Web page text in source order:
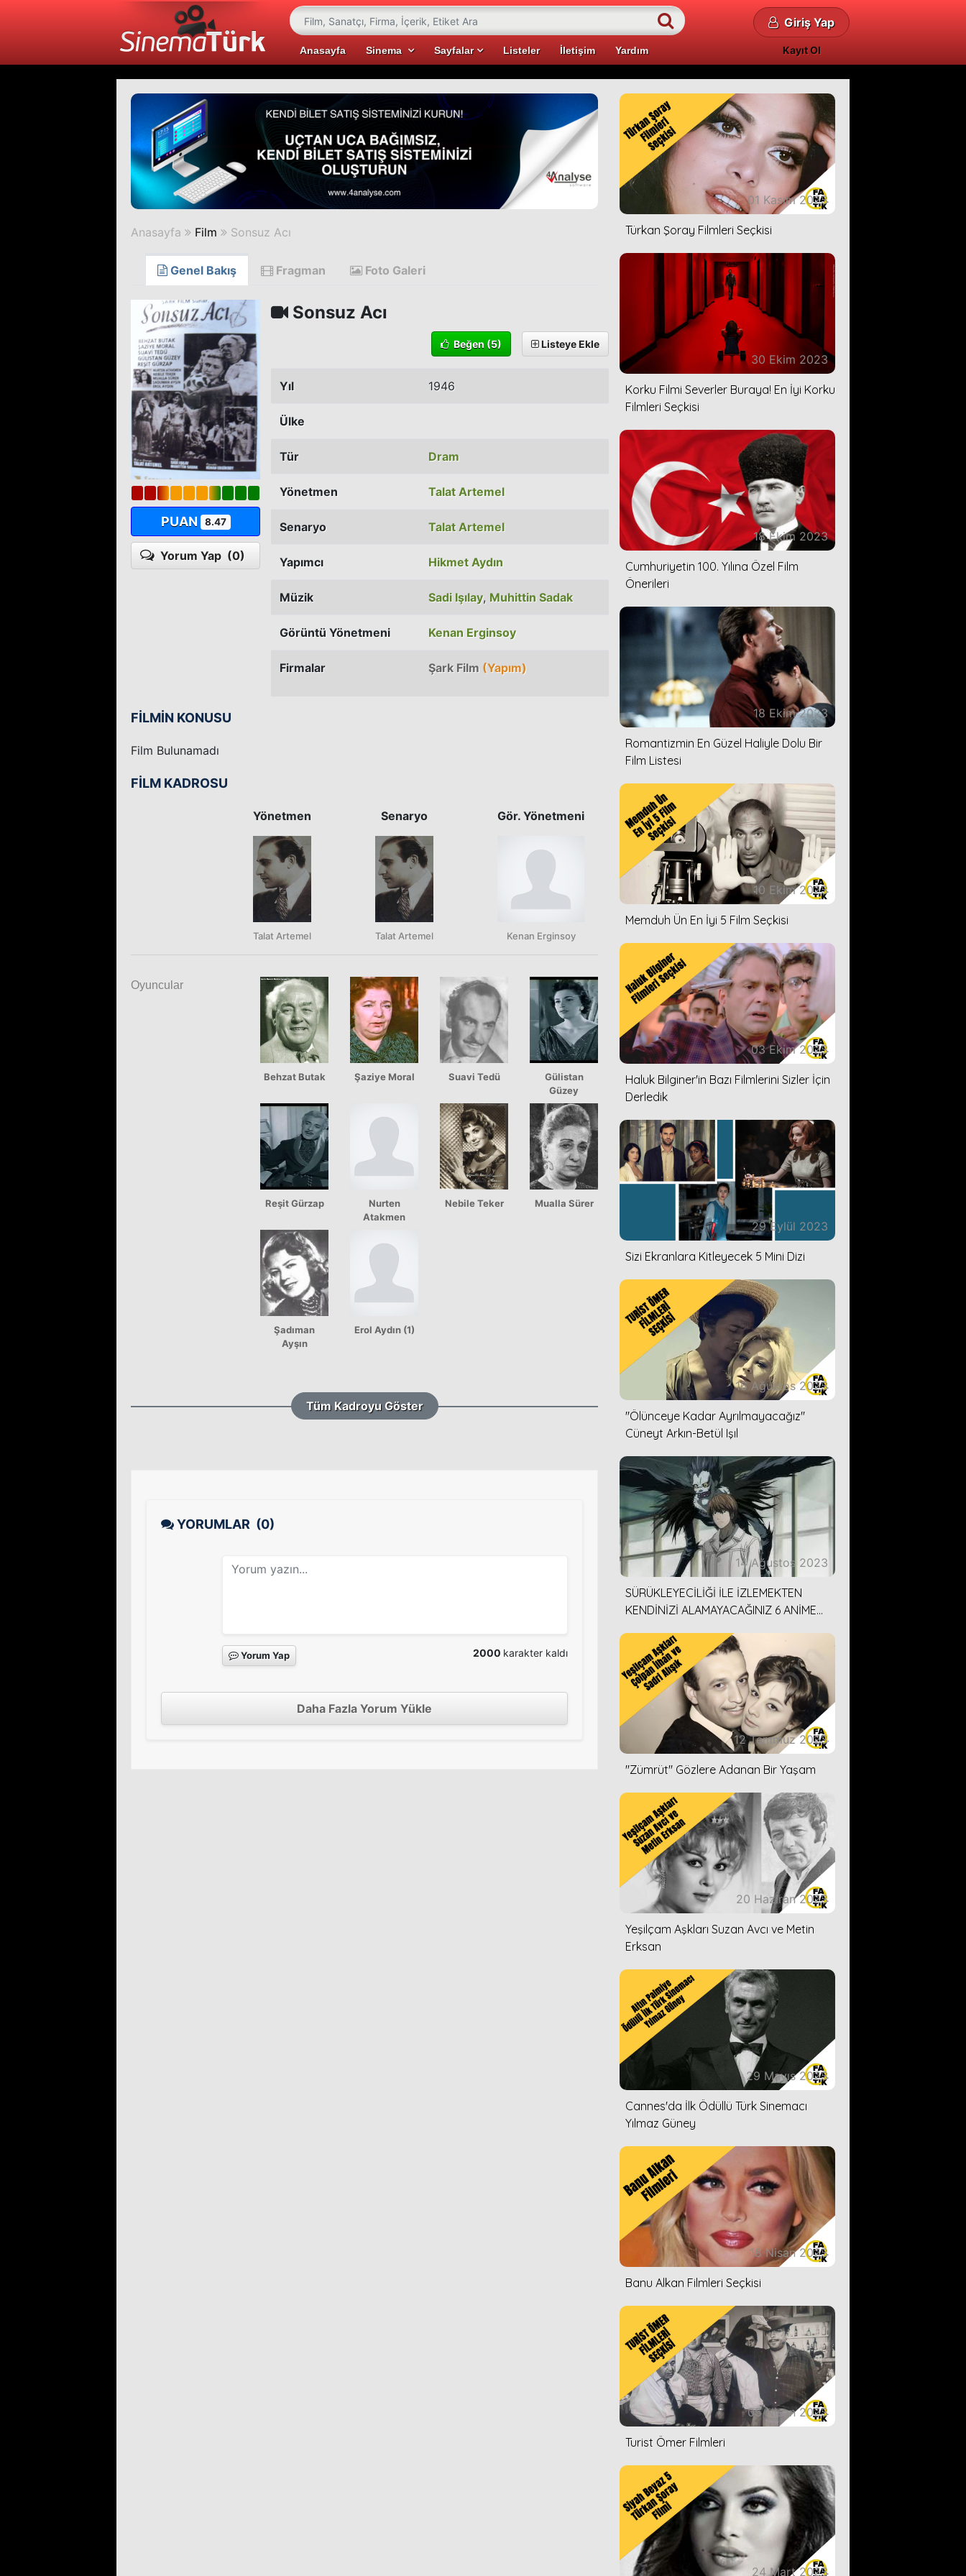
Anasayfa Sinema Sayfalar Listeler İletişim Yardım
Giriş Yap
Kayıt Ol
Anasayfa Film Sonsuz Acı
Genel Bakış Fragman Foto Galeri
PUAN 8.47
Yorum Yap (0)
Sonsuz Acı
Beğen (5) Listeye Ekle
Yıl 1946
Ülke
Tür Dram
Yönetmen Talat Artemel
Senaryo Talat Artemel
Yapımcı Hikmet Aydın
Müzik Sadi Işılay, Muhittin Sadak
Görüntü Yönetmeni Kenan Erginsoy
Firmalar Şark Film (Yapım)
FİLMİN KONUSU
Film Bulunamadı
FİLM KADROSU
Yönetmen
Talat Artemel
Senaryo
Talat Artemel
Gör. Yönetmeni
Kenan Erginsoy
Oyuncular
Behzat Butak Şaziye Moral Suavi Tedü
Gülistan
Güzey
Reşit Gürzap
Nurten
Atakmen
Nebile Teker Mualla Sürer
Şadıman
Ayşın
Erol Aydın (1)
Tüm Kadroyu Göster
YORUMLAR (0)
Yorum Yap 2000 karakter kaldı
Daha Fazla Yorum Yükle
01 Kasım 2023
Türkan Şoray Filmleri Seçkisi
30 Ekim 2023
Korku Filmi Severler Buraya! En İyi Korku
Filmleri Seçkisi
18 Ekim 2023
Cumhuriyetin 100. Yılına Özel Film
Önerileri
18 Ekim 2023
Romantizmin En Güzel Haliyle Dolu Bir
Film Listesi
10 Ekim 2023
Memduh Ün En İyi 5 Film Seçkisi
03 Ekim 2023
Haluk Bilginer'in Bazı Filmlerini Sizler İçin
Derledik
29 Eylül 2023
Sizi Ekranlara Kitleyecek 5 Mini Dizi
16 Ağustos 2023
''Ölünceye Kadar Ayrılmayacağız''
Cüneyt Arkın-Betül Işıl
14 Ağustos 2023
SÜRÜKLEYECİLİĞİ İLE İZLEMEKTEN
KENDİNİZİ ALAMAYACAĞINIZ 6 ANİME
12 Temmuz 2023
''Zümrüt'' Gözlere Adanan Bir Yaşam
20 Haziran 2023
Yeşilçam Aşkları Suzan Avcı ve Metin
Erksan
29 Mayıs 2023
Cannes'da İlk Ödüllü Türk Sinemacı
Yılmaz Güney
18 Nisan 2023
Banu Alkan Filmleri Seçkisi
05 Nisan 2023
Turist Ömer Filmleri
24 Mart 2023